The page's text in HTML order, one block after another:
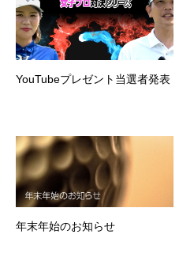
YouTubeプレゼント当選者発表
年末年始のお知らせ